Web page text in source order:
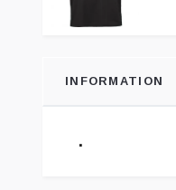
INFORMATION
.